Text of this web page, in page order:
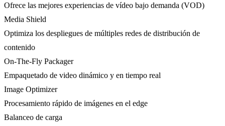
Ofrece las mejores experiencias de vídeo bajo demanda (VOD)
Media Shield
Optimiza los despliegues de múltiples redes de distribución de
contenido
On-The-Fly Packager
Empaquetado de video dinámico y en tiempo real
Image Optimizer
Procesamiento rápido de imágenes en el edge
Balanceo de carga